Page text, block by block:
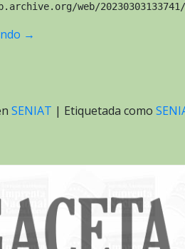
web/
→
SENIAT | Etiquetada como